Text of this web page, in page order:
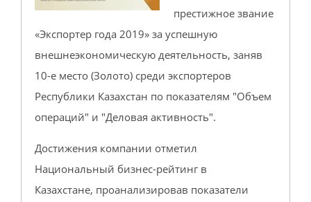
престижное звание
«Экспортер года 2019» за успешную
внешнеэкономическую деятельность, заняв
10-е место (Золото) среди экспортеров
Республики Казахстан по показателям "Объем
операций" и "Деловая активность".
Достижения компании отметил
Национальный бизнес-рейтинг в
Казахстане, проанализировав показатели